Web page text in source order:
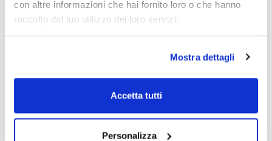
con altre informazioni che hai fornito loro o che hanno
raccolto dal tuo utilizzo dei loro servizi.
Mostra dettagli
Accetta tutti
Personalizza
Da Francesco Cardone